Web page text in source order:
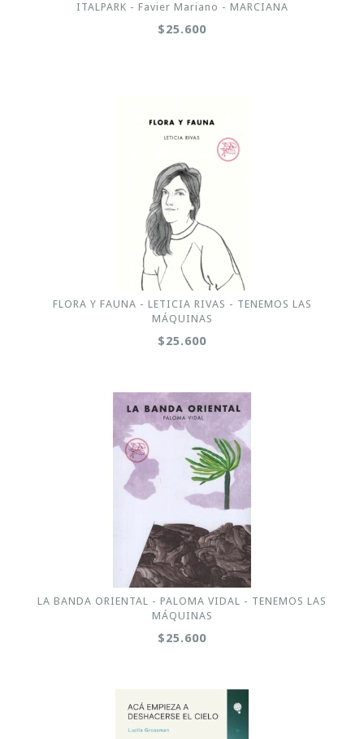
ITALPARK - Favier Mariano - MARCIANA
$25.600
FLORA Y FAUNA - LETICIA RIVAS - TENEMOS LAS
MÁQUINAS
$25.600
LA BANDA ORIENTAL - PALOMA VIDAL - TENEMOS LAS
MÁQUINAS
$25.600